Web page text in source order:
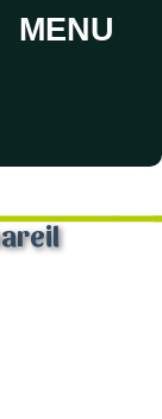
MENU